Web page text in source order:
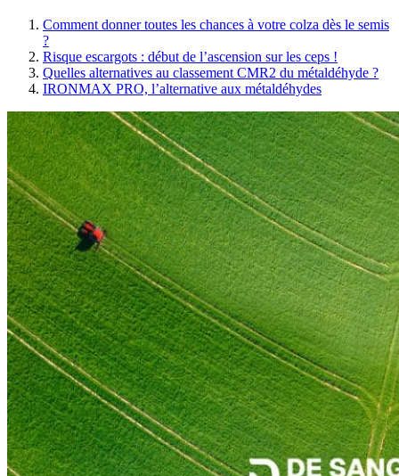
Comment donner toutes les chances à votre colza dès le semis
?
Risque escargots : début de l’ascension sur les ceps !
Quelles alternatives au classement CMR2 du métaldéhyde ?
IRONMAX PRO, l’alternative aux métaldéhydes